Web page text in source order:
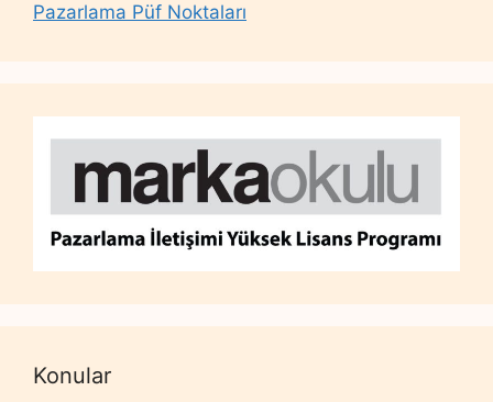
Pazarlama Püf Noktaları
Konular